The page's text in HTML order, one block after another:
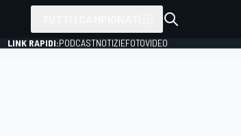
LINK RAPIDI:PODCASTNOTIZIEFOTOVIDEO